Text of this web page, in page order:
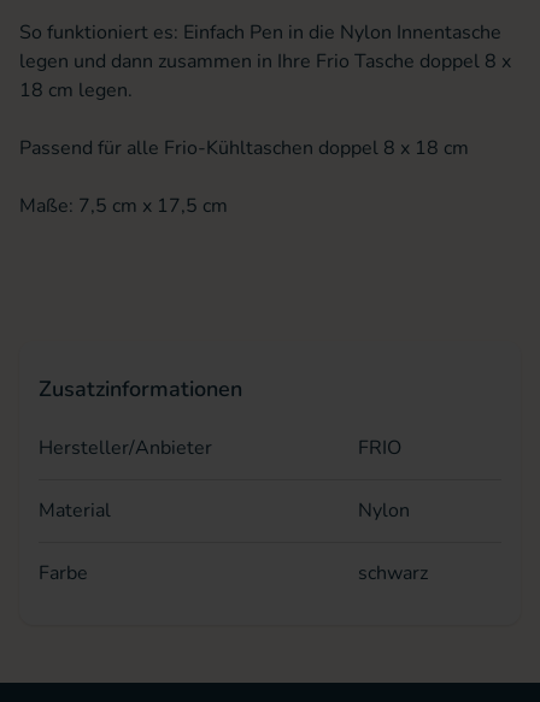
So funktioniert es: Einfach Pen in die Nylon Innentasche
legen und dann zusammen in Ihre Frio Tasche doppel 8 x
18 cm legen.
Passend für alle Frio-Kühltaschen doppel 8 x 18 cm
Maße: 7,5 cm x 17,5 cm
Zusatzinformationen
Hersteller/Anbieter FRIO
Material Nylon
Farbe schwarz